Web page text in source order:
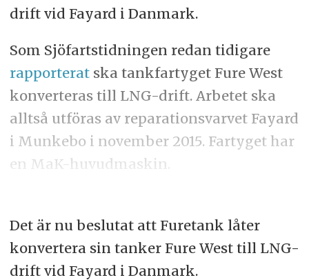
drift vid Fayard i Danmark.
Som Sjöfartstidningen redan tidigare
rapporteratska tankfartyget Fure West
konverteras till LNG-drift. Arbetet ska
alltså utföras av reparationsvarvet Fayard
i Munkebo i november 2015. Fartyget har
en MaK-huvudmaskin.
Det är nu beslutat att Furetank låter
konvertera sin tanker Fure West till LNG-
drift vid Fayard i Danmark.